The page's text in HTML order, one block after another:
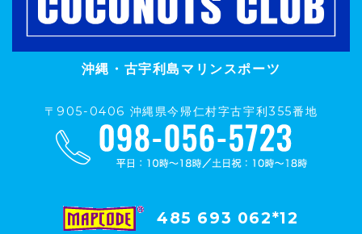
沖縄・古宇利島マリンスポーツ
〒905-0406 沖縄県今帰仁村字古宇利355番地
485 693 062*12